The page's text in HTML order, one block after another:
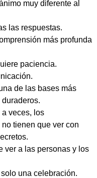
muy diferente al
las respuestas.
más profunda
paciencia.
de las bases más
veces, los
tienen que ver con
ver a las personas y los
una celebración.